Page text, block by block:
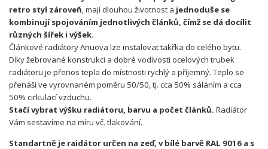
retro styl zároveň, mají dlouhou životnost a jednoduše se
kombinují spojováním jednotlivých článků, čímž se dá docílit
různých šířek i výšek.
Článkové radiátory Anuova lze instalovat takřka do celého bytu.
Díky žebrované konstrukci a dobré vodivosti ocelových trubek
radiátoru je přenos tepla do místnosti rychlý a příjemný. Teplo se
přenáší ve vyrovnaném poměru 50/50, tj. cca 50% sáláním a cca
50% cirkulací vzduchu.
Stačí vybrat výšku radiátoru, barvu a počet článků. Radiátor
Vám sestavíme na míru vč. tlakování.
Standartně je raidátor určen na zeď, v bílé barvě RAL 9016 a s